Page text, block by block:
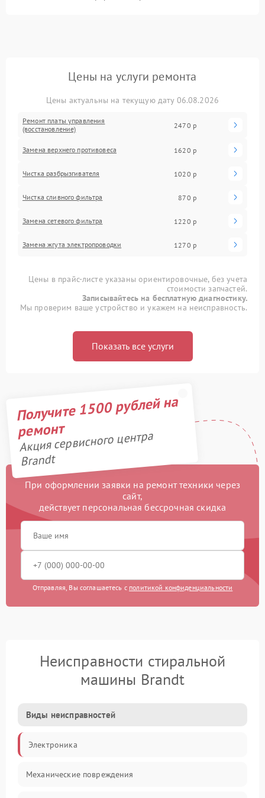
Цены на услуги ремонта
Цены актуальны на текущую дату 06.08.2026
Ремонт платы управления
(восстановление)
2470 р
Замена верхнего противовеса 1620 р
Чистка разбрызгивателя 1020 р
Чистка сливного фильтра 870 р
Замена сетевого фильтра 1220 р
Замена жгута электропроводки 1270 р
Цены в прайс-листе указаны ориентировочные, без учета
стоимости запчастей.
Записывайтесь на бесплатную диагностику.
Мы проверим ваше устройство и укажем на неисправность.
Показать все услуги
Получите 1500 рублей на
ремонт
Акция сервисного центра
Brandt
При оформлении заявки на ремонт техники через
сайт,
действует персональная бессрочная скидка
Отправляя, Вы соглашаетесь с политикой конфиденциальности
Неисправности стиральной
машины Brandt
Виды неисправностей
Электроника
Механические повреждения